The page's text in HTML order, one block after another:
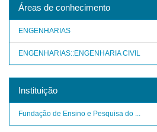
Áreas de conhecimento
ENGENHARIAS
ENGENHARIAS::ENGENHARIA CIVIL
Instituição
Fundação de Ensino e Pesquisa do ...